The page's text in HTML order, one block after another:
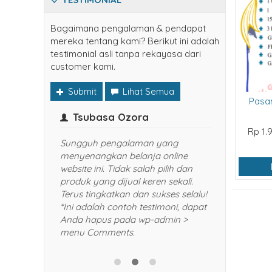
Rp
Bagaimana pengalaman & pendapat
mereka tentang kami? Berikut ini adalah
testimonial asli tanpa rekayasa dari
customer kami.
Submit Lihat Semua
Tsubasa Ozora
Sungguh pengalaman yang
menyenangkan belanja online
website ini. Tidak salah pilih dan
produk yang dijual keren sekali.
Terus tingkatkan dan sukses selalu!
*Ini adalah contoh testimoni, dapat
Anda hapus pada wp-admin >
menu Comments.
Senang
yang